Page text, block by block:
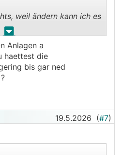
. .
weil ändern kann ich es
"abschalte"
versorgt werden, oder?
Anlagen a
haettest die
bis gar ned
19.5.2026 (#7)